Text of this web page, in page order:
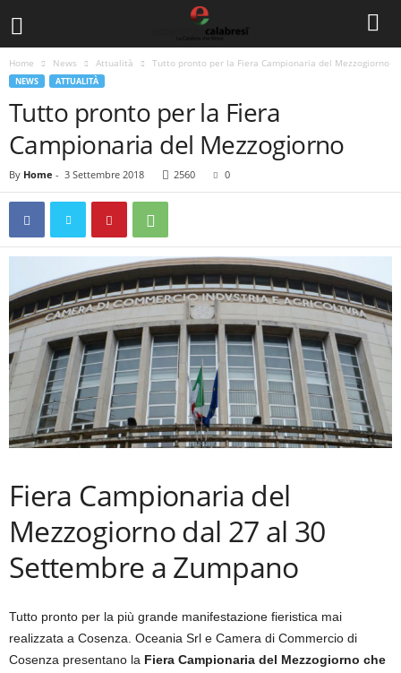
Home News Attualità Tutto pronto per la Fiera Campionaria del Mezzogiorno
NEWS ATTUALITÀ
Tutto pronto per la Fiera
Campionaria del Mezzogiorno
By Home - 3 Settembre 2018 2560 0
Fiera Campionaria del
Mezzogiorno dal 27 al 30
Settembre a Zumpano
Tutto pronto per la più grande manifestazione fieristica mai
realizzata a Cosenza. Oceania Srl e Camera di Commercio di
Cosenza presentano la Fiera Campionaria del Mezzogiorno che